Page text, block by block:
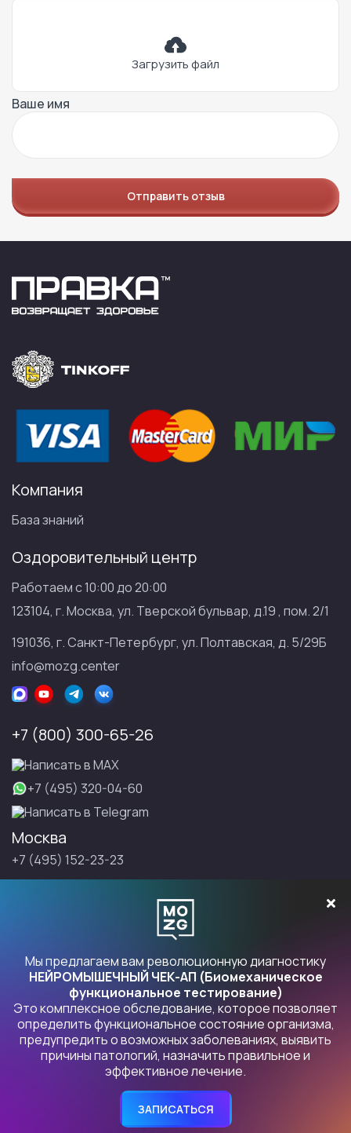
Загрузить файл
Ваше имя
Отправить отзыв
Компания
База знаний
Оздоровительный центр
Работаем с 10:00 до 20:00
123104, г. Москва, ул. Тверской бульвар, д.19 , пом. 2/1
191036, г. Санкт-Петербург, ул. Полтавская, д. 5/29Б
info@mozg.center
+7 (800) 300-65-26
Написать в МАХ
+7 (495) 320-04-60
Написать в Telegram
Москва
+7 (495) 152-23-23
Санкт-Петербург
Продукты Правка
Политика конфиденциальности . Индивидуальный
предприниматель БУРЛАКОВСКИЙ ИЛЬЯ ЮРЬЕВИЧ, 109472,
Москва, Волгоградский пр-кт, 164, корп. 2, кв. 89 ОГРНИП
306770000387024, ИНН 772153784247
Мы предлагаем вам революционную диагностику
НЕЙРОМЫШЕЧНЫЙ ЧЕК-АП (Биомеханическое
функциональное тестирование)
Это комплексное обследование, которое позволяет
определить функциональное состояние организма,
предупредить о возможных заболеваниях, выявить
причины патологий, назначить правильное и
эффективное лечение.
ЗАПИСАТЬСЯ